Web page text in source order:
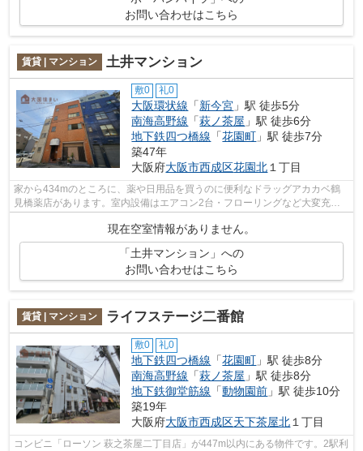
お問い合わせはこちら
賃貸 | マンション 土井マンション
敷0 礼0
大阪環状線 「新今宮 」駅 徒歩5分
南海高野線 「萩ノ茶屋 」駅 徒歩6分
地下鉄四つ橋線 「花園町 」駅 徒歩7分
築47年
大阪府大阪市西成区花園北 １丁目
家から434mのところに、薬や日用品を買うのに便利なドラッグアカカベ鶴
見橋薬店があります。室内設備はエアコン2台・フローリングなど大変充実
しております。当社イチオシの物件の「土...
現在空室情報がありません。
「土井マンション」への
お問い合わせはこちら
賃貸 | マンション ライフステージ二番館
敷0 礼0
地下鉄四つ橋線 「花園町 」駅 徒歩8分
南海高野線 「萩ノ茶屋 」駅 徒歩8分
地下鉄御堂筋線 「動物園前 」駅 徒歩10分
築19年
大阪府大阪市西成区天下茶屋北 １丁目
コンビニ「ローソン 萩之茶屋二丁目店」が447m以内にある物件です。2駅利